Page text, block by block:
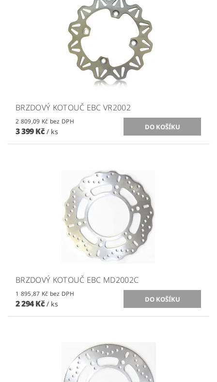
BRZDOVÝ KOTOUČ EBC VR2002
2 809,09 Kč bez DPH
3 399 Kč / ks
BRZDOVÝ KOTOUČ EBC MD2002C
1 895,87 Kč bez DPH
2 294 Kč / ks